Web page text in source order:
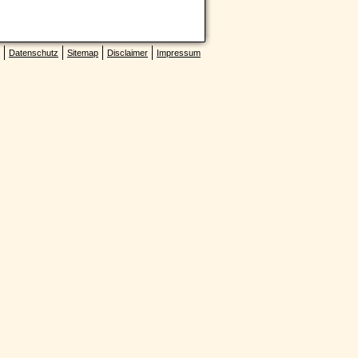
Impressum
Disclaimer
Sitemap
Datenschutz